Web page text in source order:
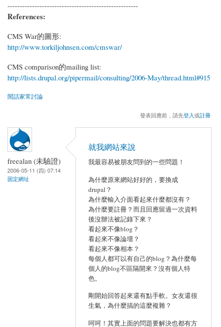
-----------------------------------------------------
References:
CMS War的圖形:
http://www.torkiljohnsen.com/cmswar/
CMS comparison的mailing list:
http://lists.drupal.org/pipermail/consulting/2006-May/thread.html#915
閒話家常討論
發表回應前，請先登入或註冊
freealan (未驗證)
2006-05-11 (四) 07:14
固定網址
就我網站來說
我最容易被朋友問到的一些問題！
為什麼原來網站好好的，要換成
drupal？
為什麼輸入介面看起來什麼都沒有？
為什麼要註冊？而且回應留過一次資料
後沒辦法被記錄下來？
看起來不像blog？
看起來不像論壇？
看起來不像相本？
每個人都可以有自己的blog？為什麼每
個人的blog不區隔開來？沒有個人特
色。
剛開始回答起來還有點手軟。女友還很
生氣，為什麼搞的這麼複雜？
呵呵！其實上面的問題要解決也都有方